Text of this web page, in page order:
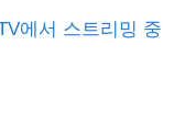
에서 스트리밍 중